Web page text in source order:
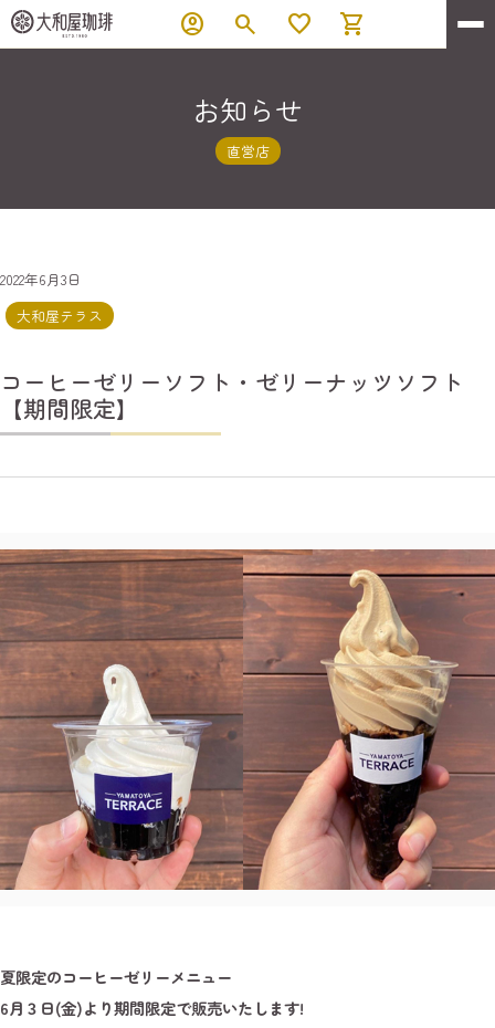
account_circle search favorite shopping_cart
お知らせ
直営店
2022年6月3日
大和屋テラス
コーヒーゼリーソフト・ゼリーナッツソフト
【期間限定】
夏限定のコーヒーゼリーメニュー
6月３日(金)より期間限定で販売いたします!